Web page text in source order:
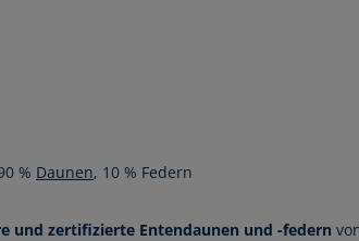
% Daunen, 10 % Federn
und zertifizierte Entendaunen und -federn